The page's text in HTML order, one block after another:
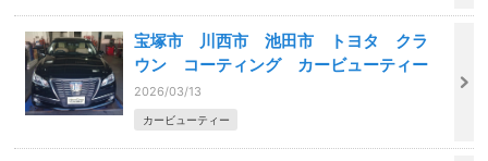
宝塚市 川西市 池田市 トヨタ クラ
ウン コーティング カービューティー
2026/03/13
カービューティー